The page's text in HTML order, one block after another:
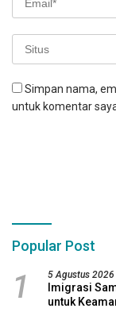
Simpan nama,
untuk komentar
Popular Post
1 5 Agustus 2026
Imigrasi
untuk